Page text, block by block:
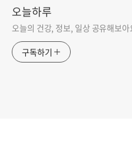
오늘하루
오늘의 건강, 정보, 일상 공유해보아
구독하기